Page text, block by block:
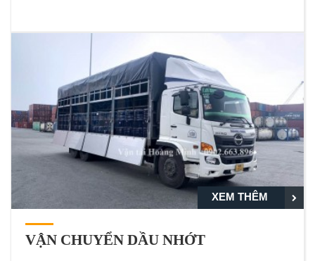
XEM THÊM
VẬN CHUYỂN DẦU NHỚT